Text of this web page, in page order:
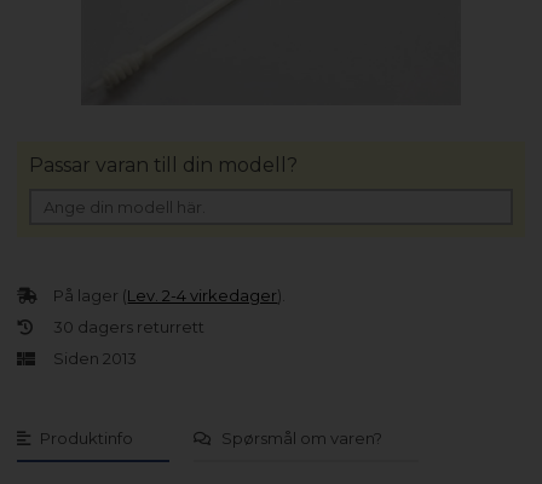
Produktinfo Spørsmål om varen?
På lager (Lev. 2-4 virkedager).
30 dagers returrett
Siden 2013
Passar varan till din modell?